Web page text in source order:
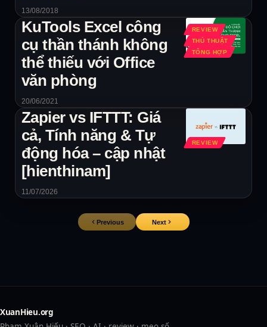
13/08/2018
REVIEW
THỦ THUẬT
TỔNG HỢP
KuTools Excel công
cụ thần thánh không
thể thiếu với Office
văn phòng
20/06/2021
REVIEW
Zapier vs IFTTT: Giá
cả, Tính năng & Tự
động hóa – cập nhật
[hienthinam]
11/07/2026
Previous Next
XuanHieu.org